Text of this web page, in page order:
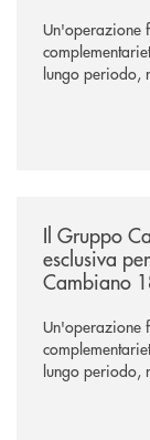
Un'operazione
lungo periodo,
negoziazione
Il Gruppo
esclusiva
Cambiano
Un'operazione
lungo periodo,
negoziazione